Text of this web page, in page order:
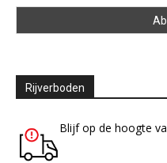
Rijverboden
Blijf op de hoogte